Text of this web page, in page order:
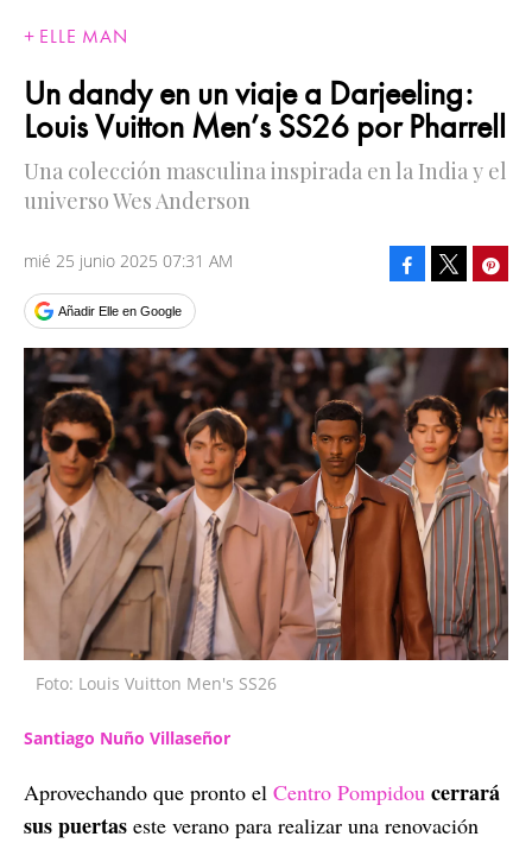
ELLE MAN
Un dandy en un viaje a Darjeeling:
Louis Vuitton Men’s SS26 por Pharrell
Una colección masculina inspirada en la India y el
universo Wes Anderson
mié 25 junio 2025 07:31 AM
Añadir Elle en Google
Facebook
Foto: Louis Vuitton Men's SS26
Santiago Nuño Villaseñor
Aprovechando que pronto el Centro Pompidou cerrará
sus puertas este verano para realizar una renovación